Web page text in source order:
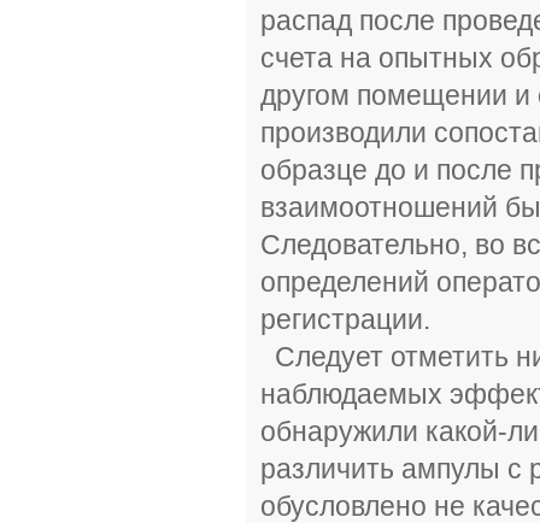
распад после
счета на опытных
другом помещении и
производили
образце до и после
взаимоотношений
Следовательно, во
определений
регистрации.
Следует отметить
наблюдаемых
обнаружили какой-
различить ампулы с
обусловлено не